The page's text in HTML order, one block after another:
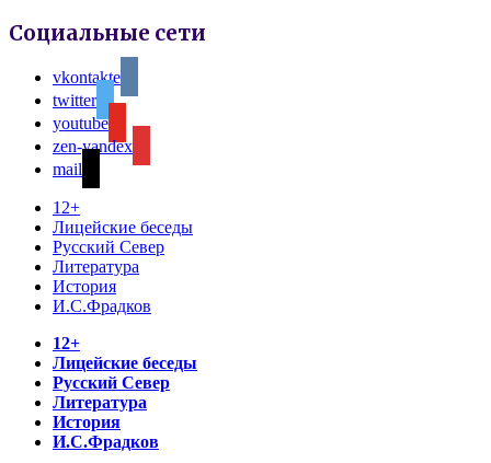
Социальные сети
vkontakte
twitter
youtube
zen-yandex
mail
12+
Лицейские беседы
Русский Север
Литература
История
И.С.Фрадков
12+
Лицейские беседы
Русский Север
Литература
История
И.С.Фрадков